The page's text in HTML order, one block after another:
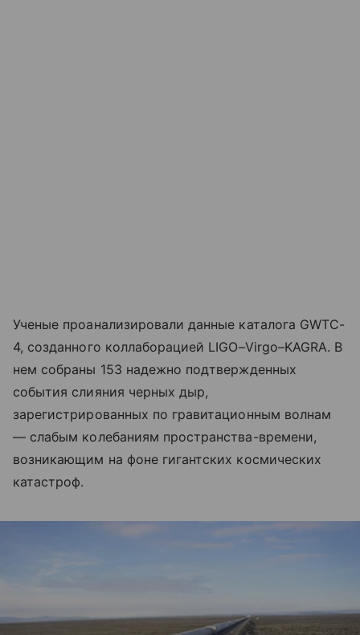
Ученые проанализировали данные каталога GWTC-
4, созданного коллаборацией LIGO–Virgo–KAGRA. В
нем собраны 153 надежно подтвержденных
события слияния черных дыр,
зарегистрированных по гравитационным волнам
— слабым колебаниям пространства-времени,
возникающим на фоне гигантских космических
катастроф.